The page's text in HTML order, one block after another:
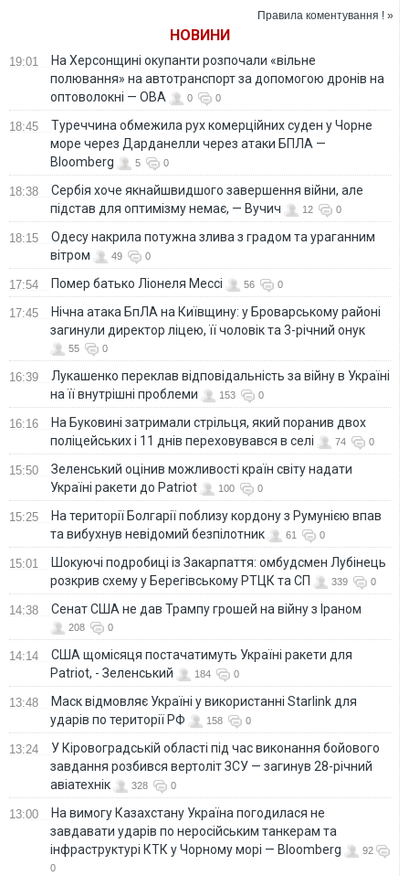
большой талант и
Правила коментування ! »
НОВИНИ
19:01
На Херсонщині окупанти розпочали «вільне
полювання» на автотранспорт за допомогою дронів на
оптоволокні — ОВА
0 0
18:45
Туреччина обмежила рух комерційних суден у Чорне
море через Дарданелли через атаки БПЛА —
Bloomberg
5 0
18:38
Сербія хоче якнайшвидшого завершення війни, але
підстав для оптимізму немає, — Вучич
12 0
18:15
Одесу накрила потужна злива з градом та ураганним
вітром
49 0
17:54 Помер батько Ліонеля Мессі 56 0
17:45
Нічна атака БпЛА на Київщину: у Броварському районі
загинули директор ліцею, її чоловік та 3-річний онук
55 0
16:39
Лукашенко переклав відповідальність за війну в Україні
на її внутрішні проблеми
153 0
16:16
На Буковині затримали стрільця, який поранив двох
поліцейських і 11 днів переховувався в селі
74 0
15:50
Зеленський оцінив можливості країн світу надати
Україні ракети до Patriot
100 0
15:25
На території Болгарії поблизу кордону з Румунією впав
та вибухнув невідомий безпілотник
61 0
15:01
Шокуючі подробиці із Закарпаття: омбудсмен Лубінець
розкрив схему у Берегівському РТЦК та СП
339 0
14:38 Сенат США не дав Трампу грошей на війну з Іраном
208 0
14:14
США щомісяця постачатимуть Україні ракети для
Patriot, - Зеленський
184 0
13:48
Маск відмовляє Україні у використанні Starlink для
ударів по території РФ
158 0
13:24
У Кіровоградській області під час виконання бойового
завдання розбився вертоліт ЗСУ — загинув 28-річний
авіатехнік
328 0
13:00
На вимогу Казахстану Україна погодилася не
завдавати ударів по неросійським танкерам та
інфраструктурі КТК у Чорному морі — Bloomberg
92
0